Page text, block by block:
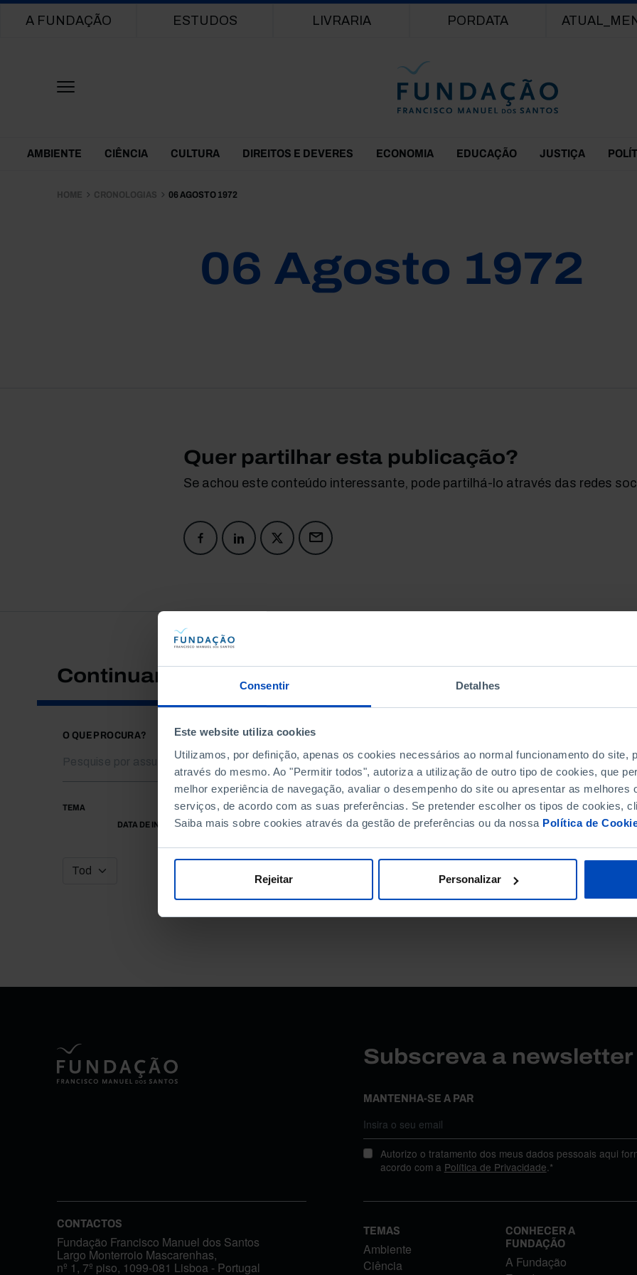
Consentir Detalhes
Este website utiliza cookies
Utilizamos, por definição, apenas os cookies necessários ao normal funcionamento do site,
através do mesmo. Ao "Permitir todos", autoriza a utilização de outro tipo de cookies, que
melhor experiência de navegação, avaliar o desempenho do site ou apresentar as melhores
serviços, de acordo com as suas preferências. Se pretender escolher os tipos de cookies,
Saiba mais sobre cookies através da gestão de preferências ou da nossa Política de
Rejeitar Personalizar
Main navigation
A FUNDAÇÃO ESTUDOS LIVRARIA PORDATA
Themes Menu
AMBIENTE CIÊNCIA CULTURA DIREITOS E DEVERES ECONOMIA EDUCAÇÃO JUSTIÇA
HOME CRONOLOGIAS 06 AGOSTO 1972
06 Agosto 1972
Quer partilhar esta publicação?
Se achou este conteúdo interessante, pode partilhá-lo através das redes
Continuar a pesquisar
O QUE PROCURA?
TEMA
DATA DE INÍCIO
DATA DE FIM
Subscreva a
MANTENHA-SE A PAR
Autorizo o tratamento dos meus dados pessoais aqui
acordo com a Política de Privacidade.*
CONTACTOS
Fundação Francisco Manuel dos Santos
Largo Monterroio Mascarenhas,
nº 1, 7º piso, 1099-081 Lisboa - Portugal
TEMAS
Ambiente
Ciência
CONHECER A
FUNDAÇÃO
A Fundação